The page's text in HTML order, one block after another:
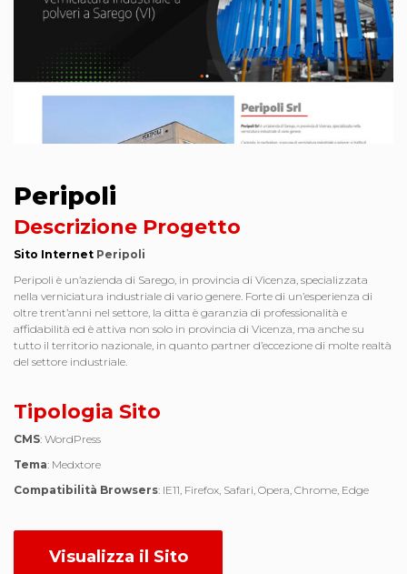
Peripoli
Descrizione Progetto
Sito Internet Peripoli
Peripoli è un’azienda di Sarego, in provincia di Vicenza, specializzata
nella verniciatura industriale di vario genere. Forte di un’esperienza di
oltre trent’anni nel settore, la ditta è garanzia di professionalità e
affidabilità ed è attiva non solo in provincia di Vicenza, ma anche su
tutto il territorio nazionale, in quanto partner d’eccezione di molte realtà
del settore industriale.
Tipologia Sito
CMS: WordPress
Tema: Medxtore
Compatibilità Browsers: IE11, Firefox, Safari, Opera, Chrome, Edge
Visualizza il Sito